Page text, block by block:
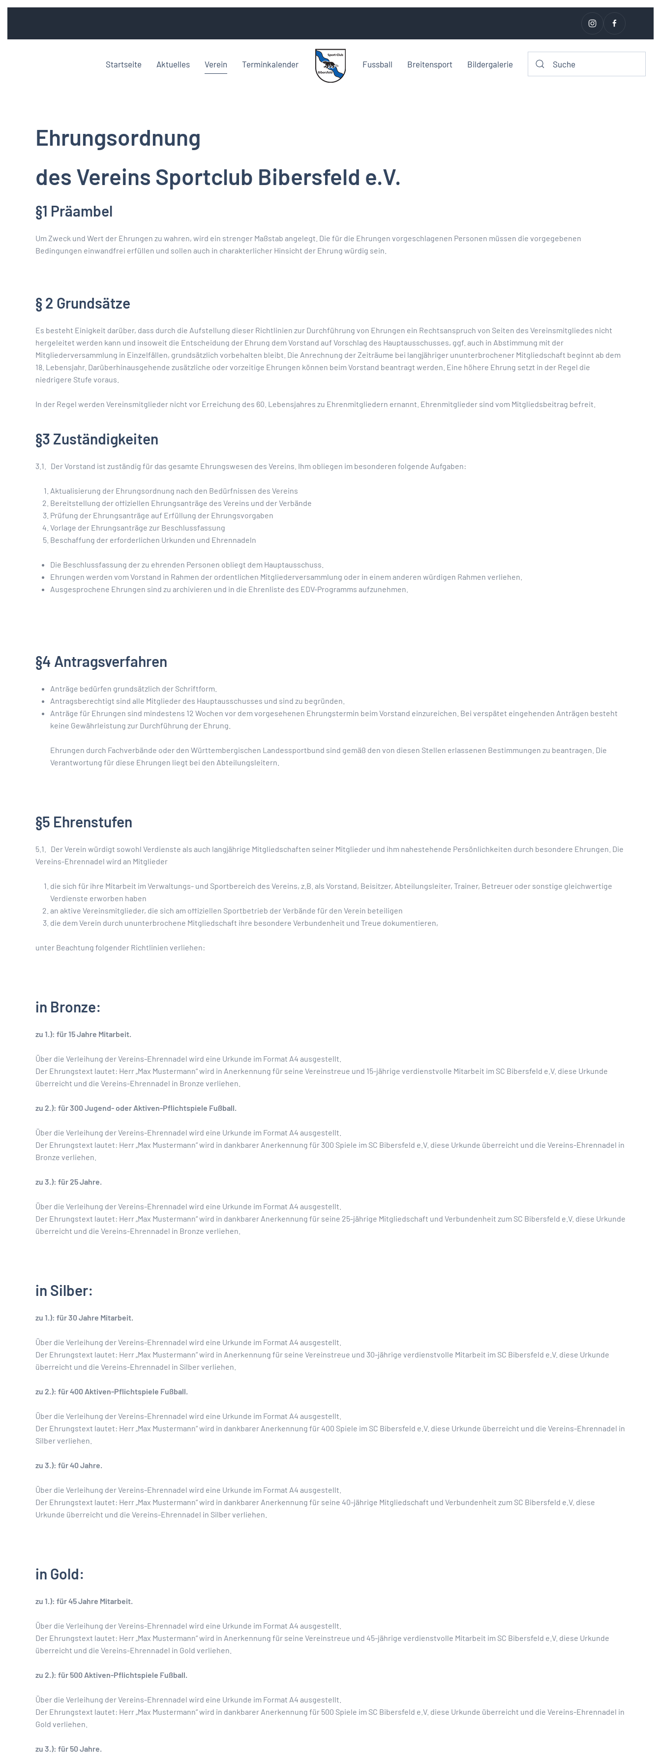
Startseite Aktuelles Verein Terminkalender Fussball Breitensport Bildergalerie
Ehrungsordnung
des Vereins Sportclub Bibersfeld e.V.
§1 Präambel
Um Zweck und Wert der Ehrungen zu wahren, wird ein strenger Maßstab angelegt. Die für die Ehrungen vorgeschlagenen Personen müssen die vorgegebenen
Bedingungen einwandfrei erfüllen und sollen auch in charakterlicher Hinsicht der Ehrung würdig sein.
§ 2 Grundsätze
Es besteht Einigkeit darüber, dass durch die Aufstellung dieser Richtlinien zur Durchführung von Ehrungen ein Rechtsanspruch von Seiten des Vereinsmitgliedes nicht
hergeleitet werden kann und insoweit die Entscheidung der Ehrung dem Vorstand auf Vorschlag des Hauptausschusses, ggf. auch in Abstimmung mit der
Mitgliederversammlung in Einzelfällen, grundsätzlich vorbehalten bleibt. Die Anrechnung der Zeiträume bei langjähriger ununterbrochener Mitgliedschaft beginnt ab dem
18. Lebensjahr. Darüberhinausgehende zusätzliche oder vorzeitige Ehrungen können beim Vorstand beantragt werden. Eine höhere Ehrung setzt in der Regel die
niedrigere Stufe voraus.
In der Regel werden Vereinsmitglieder nicht vor Erreichung des 60. Lebensjahres zu Ehrenmitgliedern ernannt. Ehrenmitglieder sind vom Mitgliedsbeitrag befreit.
§3 Zuständigkeiten
3.1. Der Vorstand ist zuständig für das gesamte Ehrungswesen des Vereins. Ihm obliegen im besonderen folgende Aufgaben:
Aktualisierung der Ehrungsordnung nach den Bedürfnissen des Vereins
Bereitstellung der offiziellen Ehrungsanträge des Vereins und der Verbände
Prüfung der Ehrungsanträge auf Erfüllung der Ehrungsvorgaben
Vorlage der Ehrungsanträge zur Beschlussfassung
Beschaffung der erforderlichen Urkunden und Ehrennadeln
Die Beschlussfassung der zu ehrenden Personen obliegt dem Hauptausschuss.
Ehrungen werden vom Vorstand in Rahmen der ordentlichen Mitgliederversammlung oder in einem anderen würdigen Rahmen verliehen.
Ausgesprochene Ehrungen sind zu archivieren und in die Ehrenliste des EDV-Programms aufzunehmen.
§4 Antragsverfahren
Anträge bedürfen grundsätzlich der Schriftform.
Antragsberechtigt sind alle Mitglieder des Hauptausschusses und sind zu begründen.
Anträge für Ehrungen sind mindestens 12 Wochen vor dem vorgesehenen Ehrungstermin beim Vorstand einzureichen. Bei verspätet eingehenden Anträgen besteht
keine Gewährleistung zur Durchführung der Ehrung.
Ehrungen durch Fachverbände oder den Württembergischen Landessportbund sind gemäß den von diesen Stellen erlassenen Bestimmungen zu beantragen. Die
Verantwortung für diese Ehrungen liegt bei den Abteilungsleitern.
§5 Ehrenstufen
5.1. Der Verein würdigt sowohl Verdienste als auch langjährige Mitgliedschaften seiner Mitglieder und ihm nahestehende Persönlichkeiten durch besondere Ehrungen. Die
Vereins-Ehrennadel wird an Mitglieder
die sich für ihre Mitarbeit im Verwaltungs- und Sportbereich des Vereins, z.B. als Vorstand, Beisitzer, Abteilungsleiter, Trainer, Betreuer oder sonstige gleichwertige
Verdienste erworben haben
an aktive Vereinsmitglieder, die sich am offiziellen Sportbetrieb der Verbände für den Verein beteiligen
die dem Verein durch ununterbrochene Mitgliedschaft ihre besondere Verbundenheit und Treue dokumentieren,
unter Beachtung folgender Richtlinien verliehen:
in Bronze:
zu 1.): für 15 Jahre Mitarbeit.
Über die Verleihung der Vereins-Ehrennadel wird eine Urkunde im Format A4 ausgestellt.
Der Ehrungstext lautet: Herr „Max Mustermann“ wird in Anerkennung für seine Vereinstreue und 15-jährige verdienstvolle Mitarbeit im SC Bibersfeld e.V. diese Urkunde
überreicht und die Vereins-Ehrennadel in Bronze verliehen.
zu 2.): für 300 Jugend- oder Aktiven-Pflichtspiele Fußball.
Über die Verleihung der Vereins-Ehrennadel wird eine Urkunde im Format A4 ausgestellt.
Der Ehrungstext lautet: Herr „Max Mustermann“ wird in dankbarer Anerkennung für 300 Spiele im SC Bibersfeld e.V. diese Urkunde überreicht und die Vereins-Ehrennadel in
Bronze verliehen.
zu 3.): für 25 Jahre.
Über die Verleihung der Vereins-Ehrennadel wird eine Urkunde im Format A4 ausgestellt.
Der Ehrungstext lautet: Herr „Max Mustermann“ wird in dankbarer Anerkennung für seine 25-jährige Mitgliedschaft und Verbundenheit zum SC Bibersfeld e.V. diese Urkunde
überreicht und die Vereins-Ehrennadel in Bronze verliehen.
in Silber:
zu 1.): für 30 Jahre Mitarbeit.
Über die Verleihung der Vereins-Ehrennadel wird eine Urkunde im Format A4 ausgestellt.
Der Ehrungstext lautet: Herr „Max Mustermann“ wird in Anerkennung für seine Vereinstreue und 30-jährige verdienstvolle Mitarbeit im SC Bibersfeld e.V. diese Urkunde
überreicht und die Vereins-Ehrennadel in Silber verliehen.
zu 2.): für 400 Aktiven-Pflichtspiele Fußball.
Über die Verleihung der Vereins-Ehrennadel wird eine Urkunde im Format A4 ausgestellt.
Der Ehrungstext lautet: Herr „Max Mustermann“ wird in dankbarer Anerkennung für 400 Spiele im SC Bibersfeld e.V. diese Urkunde überreicht und die Vereins-Ehrennadel in
Silber verliehen.
zu 3.): für 40 Jahre.
Über die Verleihung der Vereins-Ehrennadel wird eine Urkunde im Format A4 ausgestellt.
Der Ehrungstext lautet: Herr „Max Mustermann“ wird in dankbarer Anerkennung für seine 40-jährige Mitgliedschaft und Verbundenheit zum SC Bibersfeld e.V. diese
Urkunde überreicht und die Vereins-Ehrennadel in Silber verliehen.
in Gold:
zu 1.): für 45 Jahre Mitarbeit.
Über die Verleihung der Vereins-Ehrennadel wird eine Urkunde im Format A4 ausgestellt.
Der Ehrungstext lautet: Herr „Max Mustermann“ wird in Anerkennung für seine Vereinstreue und 45-jährige verdienstvolle Mitarbeit im SC Bibersfeld e.V. diese Urkunde
überreicht und die Vereins-Ehrennadel in Gold verliehen.
zu 2.): für 500 Aktiven-Pflichtspiele Fußball.
Über die Verleihung der Vereins-Ehrennadel wird eine Urkunde im Format A4 ausgestellt.
Der Ehrungstext lautet: Herr „Max Mustermann“ wird in dankbarer Anerkennung für 500 Spiele im SC Bibersfeld e.V. diese Urkunde überreicht und die Vereins-Ehrennadel in
Gold verliehen.
zu 3.): für 50 Jahre.